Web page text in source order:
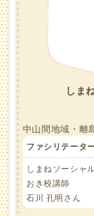
しま
中山間地域・離
ファシリテータ
しまねソーシャ
おき校講師
石川 孔明さん